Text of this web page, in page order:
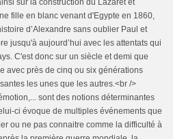
sur la construction du Lazaret et
fille en blanc venant d'Egypte en 1860,
d’Alexandre sans oublier Paul et
jusqu'à aujourd’hui avec les attentats qui
C'est donc sur un siècle et demi que
avec près de cinq ou six générations
les unes que les autres.<br />
sont des notions déterminantes
ci évoque de multiples événements que
ou ne pas connaitre comme la difficulté à